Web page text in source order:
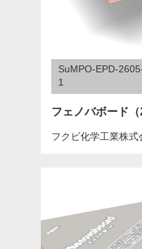
SuMPO-EPD-
1
フェノバボード（
フクビ化学工業株式